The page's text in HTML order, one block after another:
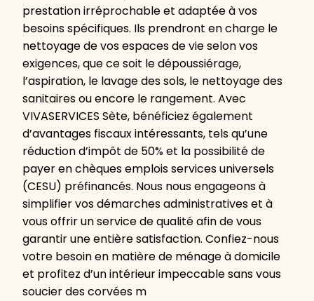
prestation irréprochable et adaptée à vos
besoins spécifiques. Ils prendront en charge le
nettoyage de vos espaces de vie selon vos
exigences, que ce soit le dépoussiérage,
l’aspiration, le lavage des sols, le nettoyage des
sanitaires ou encore le rangement. Avec
VIVASERVICES Sète, bénéficiez également
d’avantages fiscaux intéressants, tels qu’une
réduction d’impôt de 50% et la possibilité de
payer en chèques emplois services universels
(CESU) préfinancés. Nous nous engageons à
simplifier vos démarches administratives et à
vous offrir un service de qualité afin de vous
garantir une entière satisfaction. Confiez-nous
votre besoin en matière de ménage à domicile
et profitez d’un intérieur impeccable sans vous
soucier des corvées m